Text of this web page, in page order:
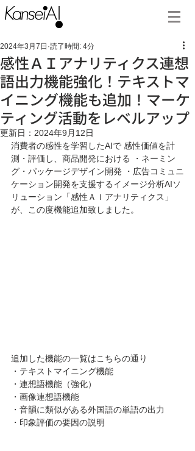
感性ＡＩアナリティクス連想
語出力機能強化！テキストマ
イニング機能も追加！マーケ
ティング活動をレベルアップ
2024年3月7日 読了時間: 4分
更新日： 2024年9月12日
消費者の感性を学習したAIで 感性価値を計
測・評価し、商品開発における ・ネーミン
グ・パッケージデザイン開発 ・広告コミュニ
ケーション開発を支援するイメージ分析AIソ
リューション「感性ＡＩアナリティクス」
が、この度機能追加致しました。
追加した機能の一覧はこちらの通り
・テキストマイニング機能
・連想語機能（強化）
・画像連想語機能
・音韻に類似がある外国語の単語の出力
・印象評価の要因の説明